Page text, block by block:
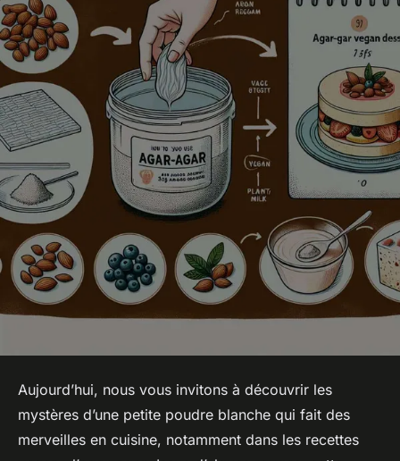
Aujourd’hui, nous vous invitons à découvrir les
mystères d’une petite poudre blanche qui fait des
merveilles en cuisine, notamment dans les recettes